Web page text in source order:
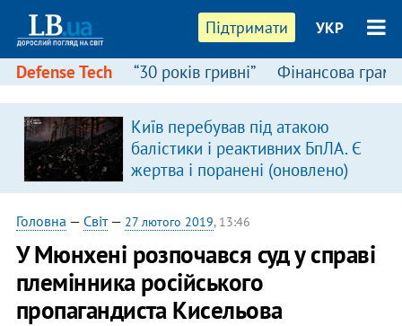
Підтримати УКР
Defense Tech “30 років гривні” Фінансова
Київ перебував під атакою
балістики і реактивних БпЛА. Є
жертва і поранені (оновлено)
Головна — Світ— 27 лютого 2019, 13:46
У Мюнхені розпочався суд у справі
племінника російського
пропагандиста Кисельова